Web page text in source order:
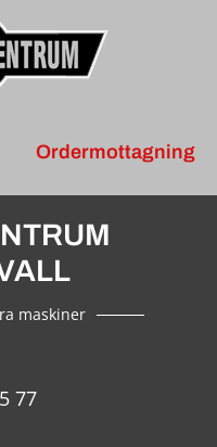
Ordermottagning
maskiner
77